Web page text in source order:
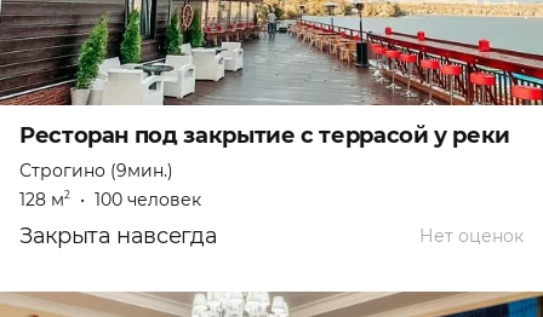
Ресторан под закрытие с террасой у реки
Строгино (9мин.)
128 м2 • 100 человек
Нет оценок
Закрыта навсегда